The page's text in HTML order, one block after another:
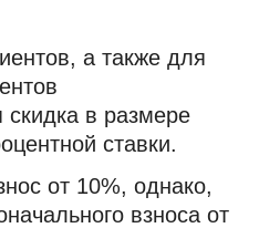
а также для
скидка в размере
ставки.
от 10%, однако,
взноса от